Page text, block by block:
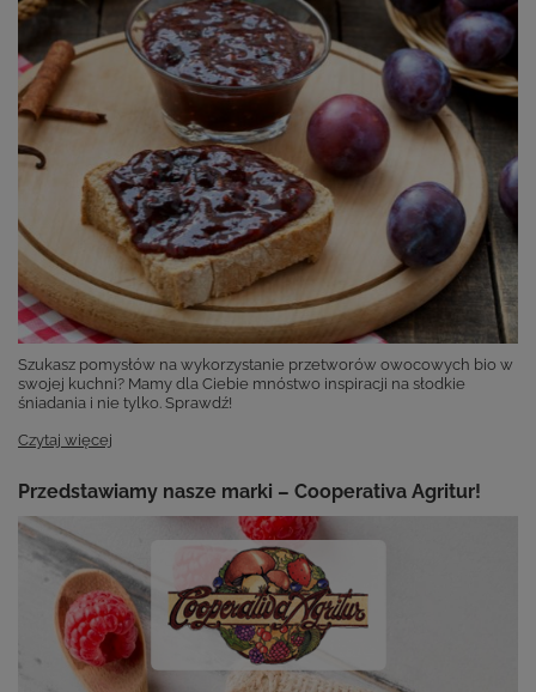
Szukasz pomysłów na wykorzystanie przetworów owocowych bio w
swojej kuchni? Mamy dla Ciebie mnóstwo inspiracji na słodkie
śniadania i nie tylko. Sprawdź!
Czytaj więcej
Przedstawiamy nasze marki – Cooperativa Agritur!